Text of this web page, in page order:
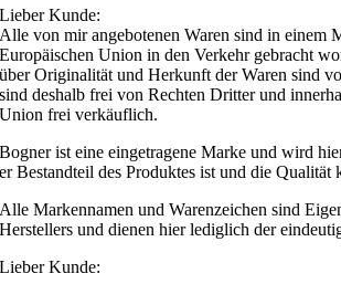
Lieber Kunde:
Alle von mir angebotenen Waren sind in einem
Europäischen Union in den Verkehr gebracht
über Originalität und Herkunft der Waren sind
sind deshalb frei von Rechten Dritter und
Union frei verkäuflich.
Bogner ist eine eingetragene Marke und wird
er Bestandteil des Produktes ist und die Qualität
Alle Markennamen und Warenzeichen sind
Herstellers und dienen hier lediglich der
Lieber Kunde: